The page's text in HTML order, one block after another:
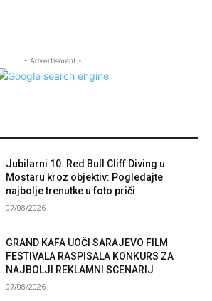
- Advertisment -
Jubilarni 10. Red Bull Cliff Diving u
Mostaru kroz objektiv: Pogledajte
najbolje trenutke u foto priči
07/08/2026
GRAND KAFA UOČI SARAJEVO FILM
FESTIVALA RASPISALA KONKURS ZA
NAJBOLJI REKLAMNI SCENARIJ
07/08/2026